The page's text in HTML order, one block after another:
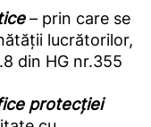
– prin care se
lucrătorilor,
din HG nr.355
protecției